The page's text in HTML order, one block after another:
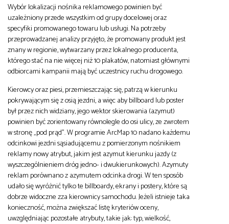
Wybór lokalizacji nośnika reklamowego powinien być
uzależniony przede wszystkim od grupy docelowej oraz
specyfiki promowanego towaru lub usługi. Na potrzeby
przeprowadzanej analizy przyjęto, że promowany produkt jest
znany w regionie, wytwarzany przez lokalnego producenta,
którego stać na nie więcej niż 10 plakatów, natomiast głównymi
odbiorcami kampanii mają być uczestnicy ruchu drogowego.
Kierowcy oraz piesi, przemieszczając się, patrzą w kierunku
pokrywającym się z osią jezdni, a więc aby billboard lub poster
był przez nich widziany, jego wektor skierowania (azymut)
powinien być zorientowany równolegle do osi ulicy, ze zwrotem
w stronę „pod prąd”. W programie ArcMap 10 nadano każdemu
odcinkowi jezdni sąsiadującemu z pomierzonym nośnikiem
reklamy nowy atrybut, jakim jest azymut kierunku jazdy (z
wyszczególnieniem dróg jedno- i dwukierunkowych). Azymuty
reklam porównano z azymutem odcinka drogi. W ten sposób
udało się wyróżnić tylko te billboardy, ekrany i postery, które są
dobrze widoczne zza kierownicy samochodu. Jeżeli istnieje taka
konieczność, można zwiększać listę kryteriów oceny,
uwzględniając pozostałe atrybuty, takie jak: typ, wielkość,